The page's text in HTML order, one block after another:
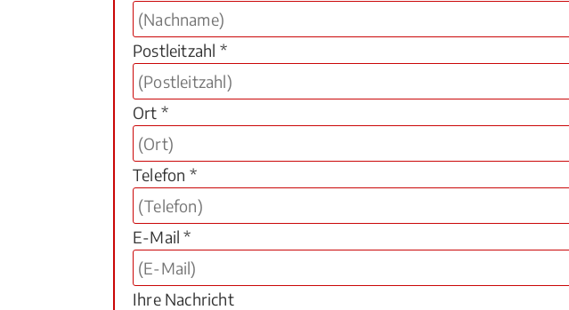
Postleitzahl *
Ort *
Telefon *
E-Mail *
Ihre Nachricht